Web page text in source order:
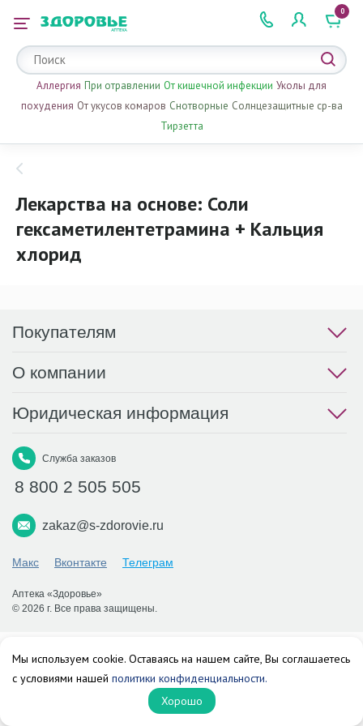
2 505 505
0
Аллергия При отравлении От кишечной инфекции Уколы для
похудения От укусов комаров Снотворные Солнцезащитные ср-ва
Тирзетта
Лекарства на основе: Соли
гексаметилентетрамина + Кальция
хлорид
Покупателям
О компании
Юридическая информация
Служба заказов
8 800 2 505 505
zakaz@s-zdorovie.ru
Макс Вконтакте Телеграм
Аптека «Здоровье»
© 2026 г. Все права защищены.
Мы используем cookie. Оставаясь на нашем сайте, Вы соглашаетесь
с условиями нашей политики конфиденциальности.
Хорошо